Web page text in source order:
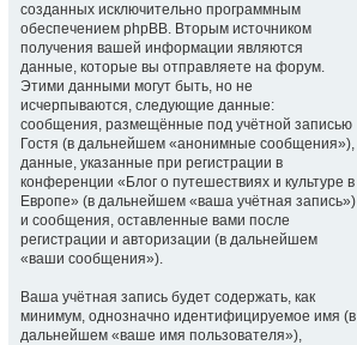
созданных исключительно программным
обеспечением phpBB. Вторым источником
получения вашей информации являются
данные, которые вы отправляете на форум.
Этими данными могут быть, но не
исчерпываются, следующие данные:
сообщения, размещённые под учётной записью
Гостя (в дальнейшем «анонимные сообщения»),
данные, указанные при регистрации в
конференции «Блог о путешествиях и культуре в
Европе» (в дальнейшем «ваша учётная запись»)
и сообщения, оставленные вами после
регистрации и авторизации (в дальнейшем
«ваши сообщения»).
Ваша учётная запись будет содержать, как
минимум, однозначно идентифицируемое имя (в
дальнейшем «ваше имя пользователя»),